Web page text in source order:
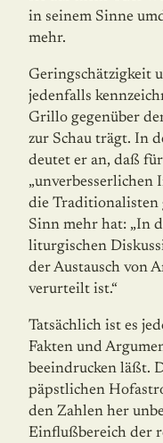
in seinem Sinne
mehr.
Geringschätzigkeit
jedenfalls
Grillo gegenüber
zur Schau trägt. In
deutet er an, daß
„unverbesserlichen
die Traditionalisten
Sinn mehr hat: „In
liturgischen
der Austausch von
verurteilt ist.“
Tatsächlich ist es
Fakten und
beeindrucken läßt.
päpstlichen
den Zahlen her
Einflußbereich der